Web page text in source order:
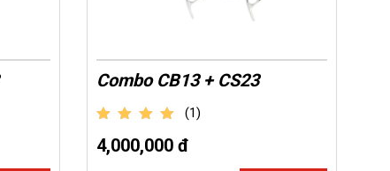
Combo CB13 + CS23
(1)
4,000,000 đ